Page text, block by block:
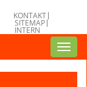
KONTAKT
SITEMAP
INTERN